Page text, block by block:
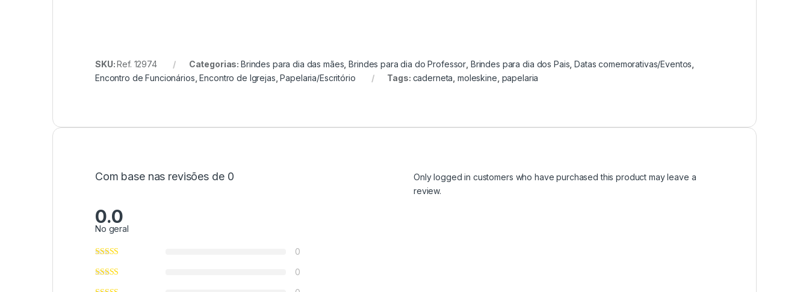
SKU:Ref. 12974 Categorias: Brindes para dia das mães ,Brindes para dia do Professor Brindes para dia dos Pais ,Datas comemorativas/Eventos
Encontro de Funcionários ,Encontro de Igrejas ,Papelaria/Escritório Tags: caderneta ,moleskine papelaria
Com base nas revisões de 0
0.0
No geral
0
0
Only logged in customers who have purchased this product may leave a
review.